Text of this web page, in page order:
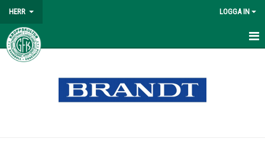
HERR LOGGA IN
HEM